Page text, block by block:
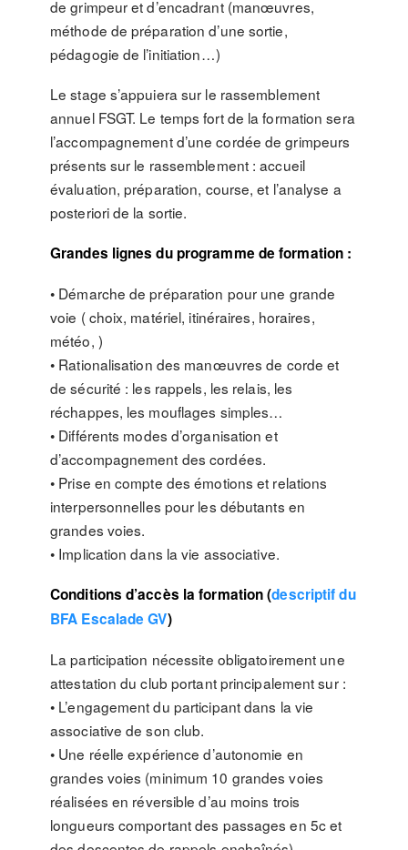
de grimpeur et d’encadrant (manœuvres,
méthode de préparation d’une sortie,
pédagogie de l’initiation…)
Le stage s’appuiera sur le rassemblement
annuel FSGT. Le temps fort de la formation sera
l’accompagnement d’une cordée de grimpeurs
présents sur le rassemblement : accueil
évaluation, préparation, course, et l’analyse a
posteriori de la sortie.
Grandes lignes du programme de formation :
• Démarche de préparation pour une grande
voie ( choix, matériel, itinéraires, horaires,
météo, )
• Rationalisation des manœuvres de corde et
de sécurité : les rappels, les relais, les
réchappes, les mouflages simples…
• Différents modes d’organisation et
d’accompagnement des cordées.
• Prise en compte des émotions et relations
interpersonnelles pour les débutants en
grandes voies.
• Implication dans la vie associative.
Conditions d’accès la formation (descriptif du
BFA Escalade GV)
La participation nécessite obligatoirement une
attestation du club portant principalement sur :
• L’engagement du participant dans la vie
associative de son club.
• Une réelle expérience d’autonomie en
grandes voies (minimum 10 grandes voies
réalisées en réversible d’au moins trois
longueurs comportant des passages en 5c et